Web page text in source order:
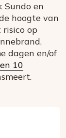
Sundo en
hoogte van
risico op
dagen en/of
10